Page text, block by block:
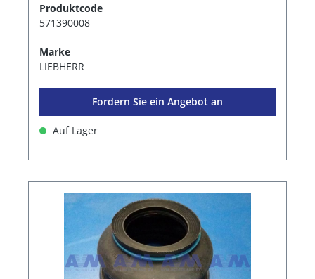
Produktcode
571390008
Marke
LIEBHERR
Fordern Sie ein Angebot an
Auf Lager